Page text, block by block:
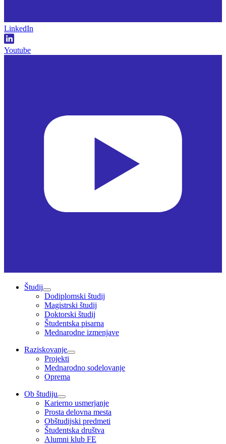
LinkedIn
Youtube
Študij
Dodiplomski študij
Magistrski študij
Doktorski študij
Študentska pisarna
Mednarodne izmenjave
Raziskovanje
Projekti
Mednarodno sodelovanje
Oprema
Ob študiju
Karierno usmerjanje
Prosta delovna mesta
Obštudijski predmeti
Študentska društva
Alumni klub FE